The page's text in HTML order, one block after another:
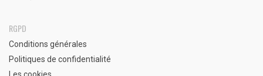
RGPD
Conditions générales
Politiques de confidentialité